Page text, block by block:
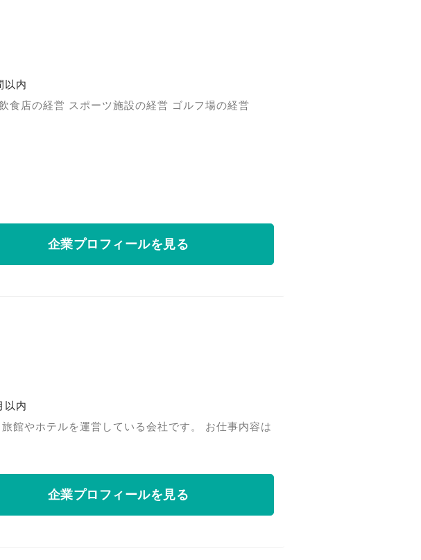
以内
食店の経営 スポーツ施設の経営 ゴルフ場の経営
企業プロフィールを見る
以内
館やホテルを運営している会社です。 お仕事内容は
企業プロフィールを見る